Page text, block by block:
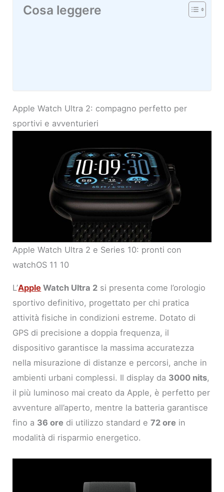
Cosa leggere
Apple Watch Ultra 2: compagno perfetto per
sportivi e avventurieri
Apple Watch Ultra 2 e Series 10: pronti con
watchOS 11 10
L’Apple Watch Ultra 2 si presenta come l’orologio
sportivo definitivo, progettato per chi pratica
attività fisiche in condizioni estreme. Dotato di
GPS di precisione a doppia frequenza, il
dispositivo garantisce la massima accuratezza
nella misurazione di distanze e percorsi, anche in
ambienti urbani complessi. Il display da 3000 nits,
il più luminoso mai creato da Apple, è perfetto per
avventure all’aperto, mentre la batteria garantisce
fino a 36 ore di utilizzo standard e72 ore in
modalità di risparmio energetico.